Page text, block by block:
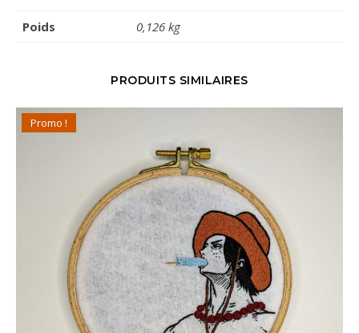
Poids 0,126 kg
PRODUITS SIMILAIRES
Promo !